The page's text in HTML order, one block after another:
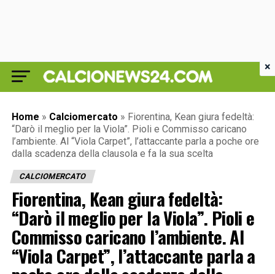
Home » Calciomercato » Fiorentina, Kean giura fedeltà:
“Darò il meglio per la Viola”. Pioli e Commisso caricano
l’ambiente. Al “Viola Carpet”, l’attaccante parla a poche ore
dalla scadenza della clausola e fa la sua scelta
CALCIOMERCATO
Fiorentina, Kean giura fedeltà:
“Darò il meglio per la Viola”. Pioli e
Commisso caricano l’ambiente. Al
“Viola Carpet”, l’attaccante parla a
×